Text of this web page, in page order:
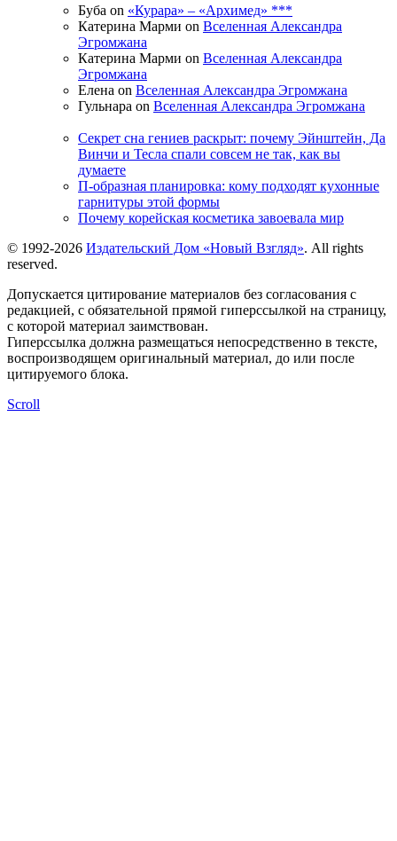
Буба on «Курара» – «Архимед» ***
Катерина Марми on Вселенная Александра
Эгромжана
Катерина Марми on Вселенная Александра
Эгромжана
Елена on Вселенная Александра Эгромжана
Гульнара on Вселенная Александра Эгромжана
Секрет сна гениев раскрыт: почему Эйнштейн, Да
Винчи и Тесла спали совсем не так, как вы
думаете
П-образная планировка: кому подходят кухонные
гарнитуры этой формы
Почему корейская косметика завоевала мир
© 1992-2026 Издательский Дом «Новый Взгляд». All rights
reserved.
Допускается цитирование материалов без согласования с
редакцией, с обязательной прямой гиперссылкой на страницу,
с которой материал заимствован.
Гиперссылка должна размещаться непосредственно в тексте,
воспроизводящем оригинальный материал, до или после
цитируемого блока.
Scroll